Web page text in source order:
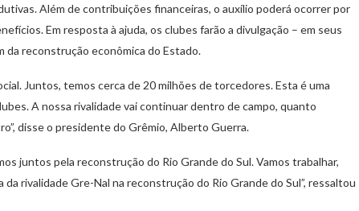
Além de contribuições financeiras, o auxílio poderá ocorrer por
Em resposta à ajuda, os clubes farão a divulgação – em seus
da reconstrução econômica do Estado.
Juntos, temos cerca de 20 milhões de torcedores. Esta é uma
A nossa rivalidade vai continuar dentro de campo, quanto
disse o presidente do Grêmio, Alberto Guerra.
juntos pela reconstrução do Rio Grande do Sul. Vamos trabalhar,
rivalidade Gre-Nal na reconstrução do Rio Grande do Sul”, ressaltou